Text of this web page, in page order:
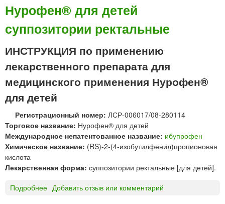
й
и
м
ф
р
п
р
п
р
т
И
г
р
а
н
у
л
ы
д
я
п
р
и
о
Нурофен® для детей
суппозитории ректальные
ИНСТРУКЦИЯ по применению
лекарственного препарата для
медицинского применения Нурофен®
для детей
Регистрационный номер: ЛСР-006017/08-280114
Торговое название: Нурофен® для детей
Международное непатентованное название: ибупрофен
Химическое название: (RS)-2-(4-изобутилфенил)пропионовая
кислота
Лекарственная форма: суппозитории ректальные [для детей].
Подробнее Добавить отзыв или комментарий